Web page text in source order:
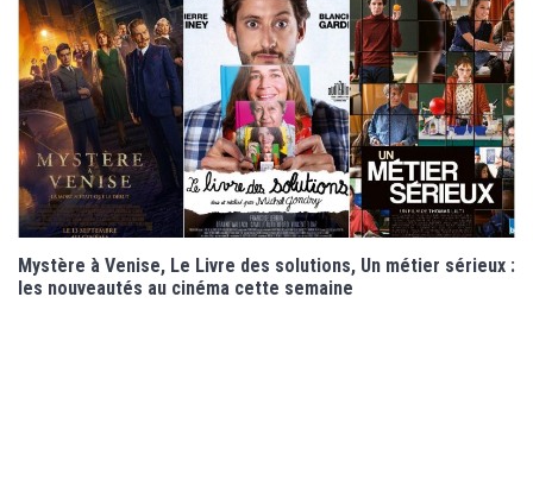
Mystère à Venise, Le Livre des solutions, Un métier sérieux :
les nouveautés au cinéma cette semaine